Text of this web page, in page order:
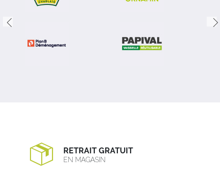
RETRAIT GRATUIT
EN MAGASIN